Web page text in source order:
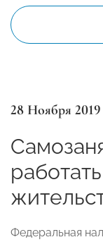
28 Ноября 2019
Федеральная